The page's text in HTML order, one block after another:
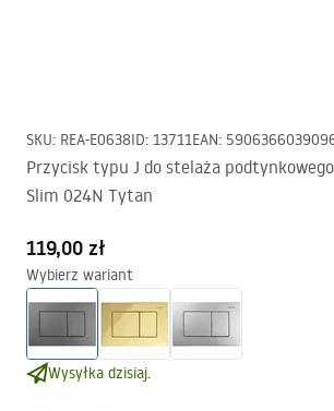
SKU: REA-E0638ID: 13711EAN:
Przycisk typu J do stelaża podtynkowego
Slim 024N Tytan
119,00 zł
Wybierz wariant
Wysyłka dzisiaj.